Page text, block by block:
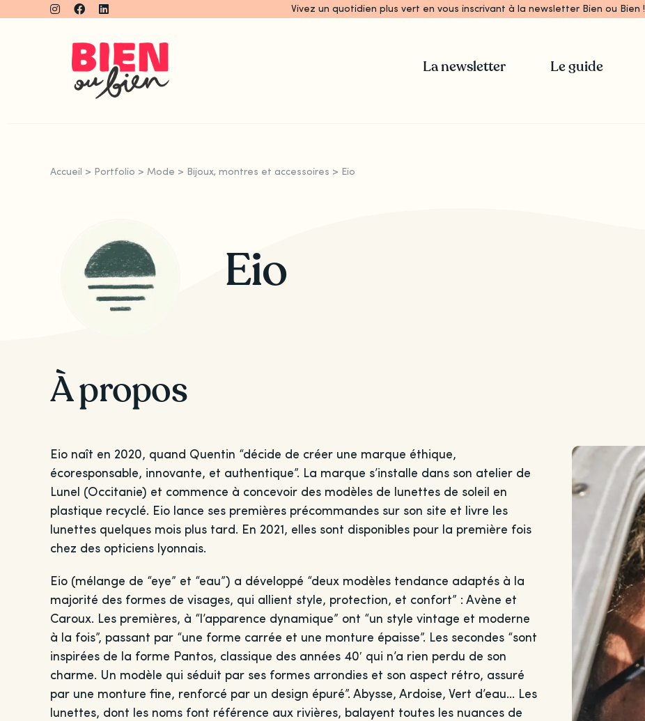
Vivez un quotidien plus vert en vous inscrivant à la newsletter Bien ou Bien !
La newsletter Le guide
Accueil > Portfolio > Mode > Bijoux, montres et accessoires > Eio
Eio
À propos
Eio naît en 2020, quand Quentin “décide de créer une marque éthique,
écoresponsable, innovante, et authentique”. La marque s’installe dans son atelier de
Lunel (Occitanie) et commence à concevoir des modèles de lunettes de soleil en
plastique recyclé. Eio lance ses premières précommandes sur son site et livre les
lunettes quelques mois plus tard. En 2021, elles sont disponibles pour la première fois
chez des opticiens lyonnais.
Eio (mélange de “eye” et “eau”) a développé “deux modèles tendance adaptés à la
majorité des formes de visages, qui allient style, protection, et confort” : Avène et
Caroux. Les premières, à “l’apparence dynamique” ont “un style vintage et moderne
à la fois”, passant par “une forme carrée et une monture épaisse”. Les secondes “sont
inspirées de la forme Pantos, classique des années 40′ qui n’a rien perdu de son
charme. Un modèle qui séduit par ses formes arrondies et son aspect rétro, assuré
par une monture fine, renforcé par un design épuré”. Abysse, Ardoise, Vert d’eau… Les
lunettes, dont les noms font référence aux rivières, balayent toutes les nuances de